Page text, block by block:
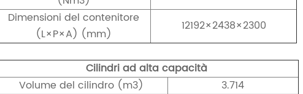
Dimensioni del contenitore
(L×P×A) (mm)
12192×2438×2300
Cilindri ad alta capacità
Volume del cilindro (m3)
3.714